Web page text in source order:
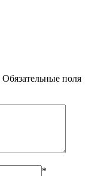
Обязательные поля
*